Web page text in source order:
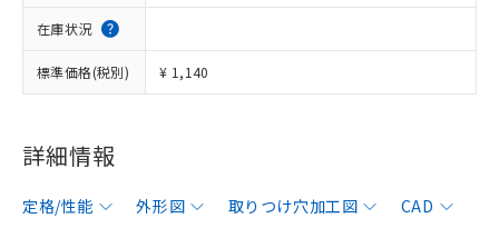
在庫状況
標準価格(税別) ¥ 1,140
詳細情報
定格/性能 外形図 取りつけ穴加工図
CAD